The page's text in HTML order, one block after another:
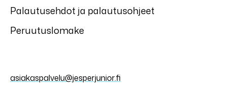
Palautusehdot ja palautusohjeet
Peruutuslomake
asiakaspalvelu@jesperjunior.fi